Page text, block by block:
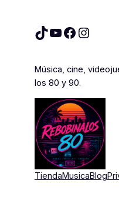
TikTok
YouTube
Facebook
Música, cine,
los 80 y 90.
TiendaMusicaBlog